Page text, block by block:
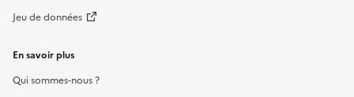
Jeu de données
En savoir plus
Qui sommes-nous ?